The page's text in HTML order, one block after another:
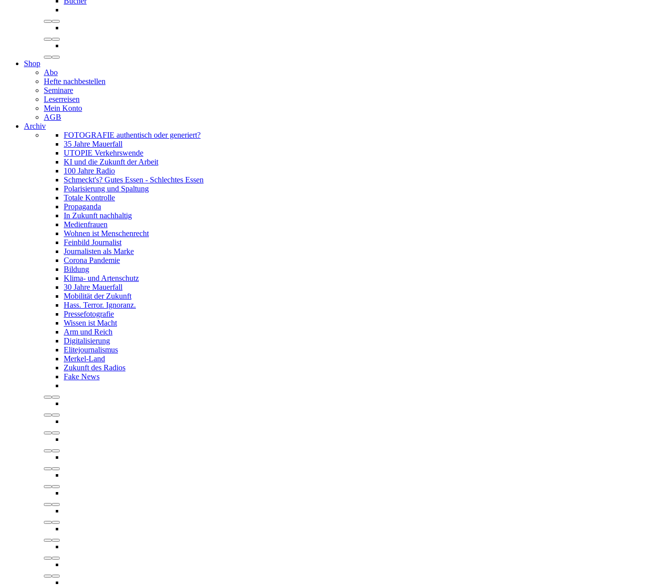
Shop
Abo
Hefte nachbestellen
Seminare
Leserreisen
Mein Konto
AGB
Archiv
FOTOGRAFIE authentisch oder generiert?
35 Jahre Mauerfall
UTOPIE Verkehrswende
KI und die Zukunft der Arbeit
100 Jahre Radio
Schmeckt's? Gutes Essen - Schlechtes Essen
Polarisierung und Spaltung
Totale Kontrolle
Propaganda
In Zukunft nachhaltig
Medienfrauen
Wohnen ist Menschenrecht
Feinbild Journalist
Journalisten als Marke
Corona Pandemie
Bildung
Klima- und Artenschutz
30 Jahre Mauerfall
Mobilität der Zukunft
Hass. Terror. Ignoranz.
Pressefotografie
Wissen ist Macht
Arm und Reich
Digitalisierung
Elitejournalismus
Merkel-Land
Zukunft des Radios
Fake News